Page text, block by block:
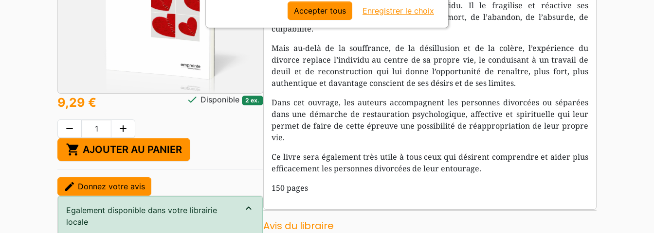
Le divorce déstabilise profondément l’individu. Il le fragilise et réactive ses
angoisses les plus profondes : angoisse de la mort, de l’abandon, de l’absurde, de
culpabilité.
Mais au-delà de la souffrance, de la désillusion et de la colère, l’expérience du
divorce replace l’individu au centre de sa propre vie, le conduisant à un travail de
deuil et de reconstruction qui lui donne l’opportunité de renaître, plus fort, plus
authentique et davantage conscient de ses désirs et de ses limites.
Dans cet ouvrage, les auteurs accompagnent les personnes divorcées ou séparées
dans une démarche de restauration psychologique, affective et spirituelle qui leur
permet de faire de cette épreuve une possibilité de réappropriation de leur propre
vie.
Ce livre sera également très utile à tous ceux qui désirent comprendre et aider plus
efficacement les personnes divorcées de leur entourage.
150 pages
Avis du libraire
9,29 € check Disponible 2 ex.
remove add
shopping_cart AJOUTER AU PANIER
edit Donnez votre avis
Egalement disponible dans votre librairie
locale
Accepter tous Enregistrer le choix